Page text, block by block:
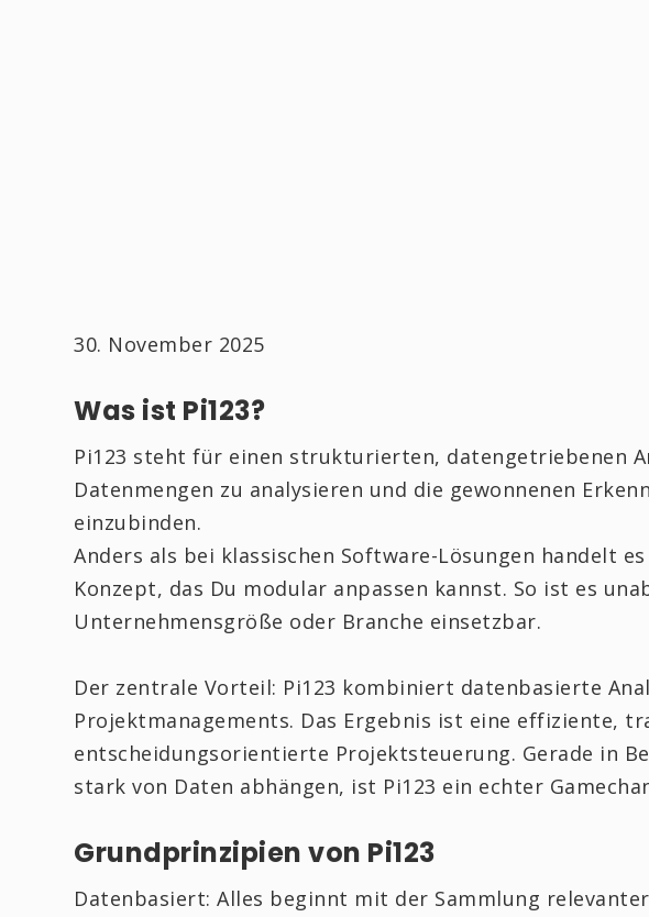
30. November 2025
Was ist Pi123?
Pi123 steht für einen strukturierten, datengetriebenen
Datenmengen zu analysieren und die gewonnenen
einzubinden.
Anders als bei klassischen Software-Lösungen handelt
Konzept, das Du modular anpassen kannst. So ist es
Unternehmensgröße oder Branche einsetzbar.
Der zentrale Vorteil: Pi123 kombiniert datenbasierte
Projektmanagements. Das Ergebnis ist eine effiziente,
entscheidungsorientierte Projektsteuerung. Gerade in
stark von Daten abhängen, ist Pi123 ein echter
Grundprinzipien von Pi123
Datenbasiert: Alles beginnt mit der Sammlung